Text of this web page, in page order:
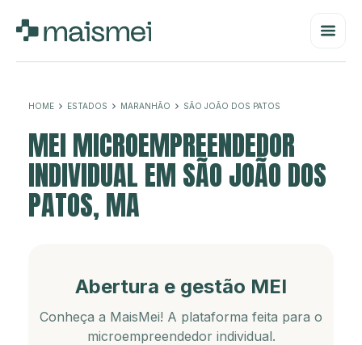
HOME ESTADOS MARANHÃO SÃO JOÃO DOS PATOS
MEI MICROEMPREENDEDOR
INDIVIDUAL EM SÃO JOÃO DOS
PATOS, MA
Abertura e gestão MEI
Conheça a MaisMei! A plataforma feita para o
microempreendedor individual.